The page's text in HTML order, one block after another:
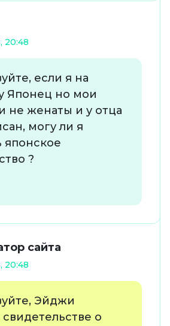
20:48
если я на
Японец но мои
не женаты и у отца
могу ли я
японское
?
сайта
20:48
Эйджи
о